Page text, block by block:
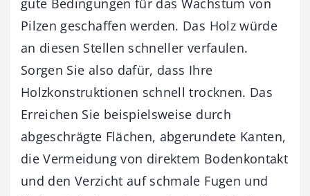
Pilzen geschaffen werden. Das Holz würde
an diesen Stellen schneller verfaulen.
Sorgen Sie also dafür, dass Ihre
Holzkonstruktionen schnell trocknen. Das
Erreichen Sie beispielsweise durch
abgeschrägte Flächen, abgerundete Kanten,
die Vermeidung von direktem Bodenkontakt
und den Verzicht auf schmale Fugen und